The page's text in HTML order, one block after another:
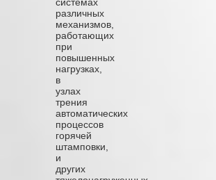
различных
механизмов,
работающих
при
повышенных
нагрузках,
в
узлах
трения
автоматических
процессов
горячей
штамповки,
и
других